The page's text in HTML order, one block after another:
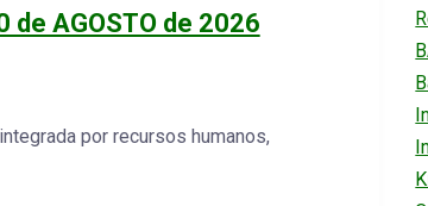
de AGOSTO de 2026
por recursos humanos,